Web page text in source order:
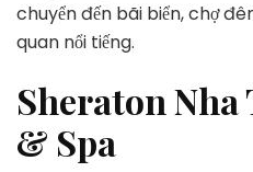
chuyển đến bãi biển, chợ
quan nổi tiếng.
Sheraton
& Spa